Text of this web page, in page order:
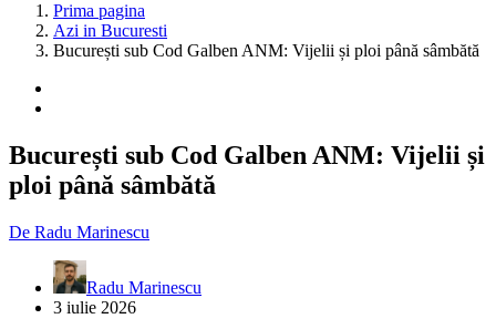
Prima pagina
Azi in Bucuresti
București sub Cod Galben ANM: Vijelii și ploi până sâmbătă
București sub Cod Galben ANM: Vijelii și
ploi până sâmbătă
De Radu Marinescu
Radu Marinescu
3 iulie 2026